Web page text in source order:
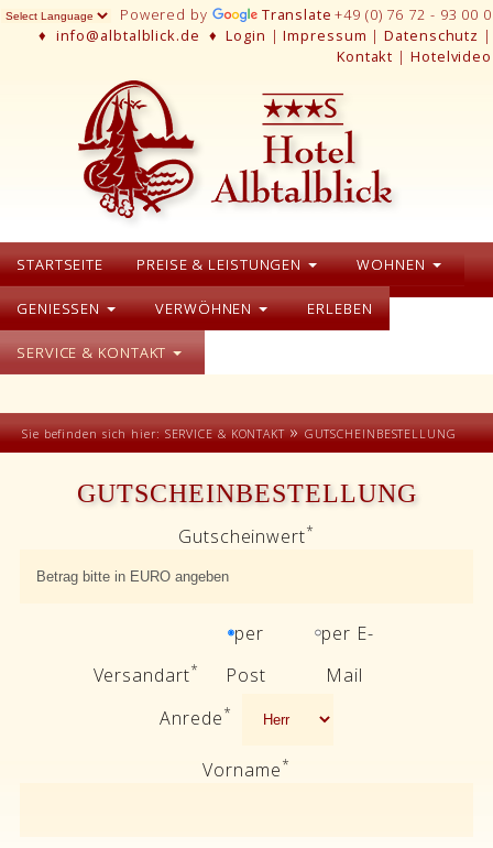
Powered by Translate +49 (0) 76 72 - 93 00 0
♦ info@albtalblick.de ♦Login |Impressum |Datenschutz |
Kontakt | Hotelvideo
STARTSEITE PREISE & LEISTUNGEN WOHNEN
GENIESSEN VERWÖHNEN ERLEBEN
SERVICE & KONTAKT
Sie befinden sich hier:SERVICE & KONTAKT » GUTSCHEINBESTELLUNG
GUTSCHEINBESTELLUNG
Gutscheinwert*
Versandart*
per
Post
per E-
Mail
Anrede*
Vorname*